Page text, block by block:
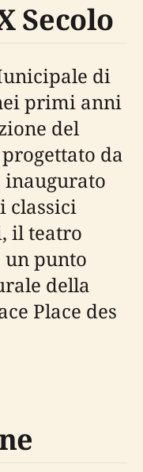
Secolo
di
primi anni
del
da
inaugurato
classici
il teatro
punto
della
Place des